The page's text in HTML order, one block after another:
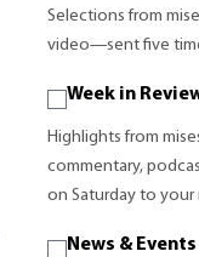
Selections from
video—sent five
Week in
Highlights from
commentary,
on Saturday to your
News & Events